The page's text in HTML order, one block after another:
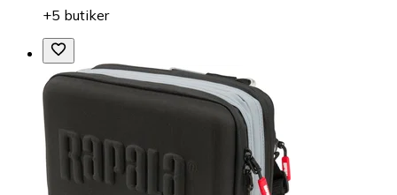
+5 butiker